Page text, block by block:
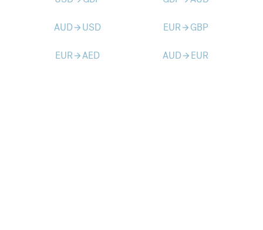
AUDarrow_forward USD EURarrow_forward GBP
EURarrow_forwardAED AUDarrow_forward EUR